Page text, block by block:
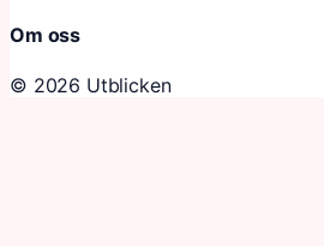
Om oss
© 2026 Utblicken